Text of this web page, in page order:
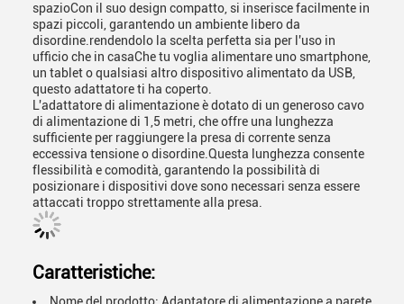
spazioCon il suo design compatto, si inserisce facilmente in
spazi piccoli, garantendo un ambiente libero da
disordine.rendendolo la scelta perfetta sia per l'uso in
ufficio che in casaChe tu voglia alimentare uno smartphone,
un tablet o qualsiasi altro dispositivo alimentato da USB,
questo adattatore ti ha coperto.
L'adattatore di alimentazione è dotato di un generoso cavo
di alimentazione di 1,5 metri, che offre una lunghezza
sufficiente per raggiungere la presa di corrente senza
eccessiva tensione o disordine.Questa lunghezza consente
flessibilità e comodità, garantendo la possibilità di
posizionare i dispositivi dove sono necessari senza essere
attaccati troppo strettamente alla presa.
Caratteristiche: